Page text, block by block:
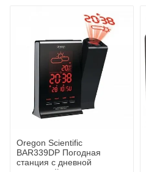
Oregon Scientific
BAR339DP Погодная
станция с дневной